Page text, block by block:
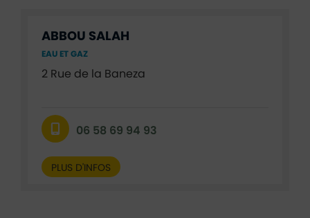
ABBOU SALAH
EAU ET GAZ
2 Rue de la Baneza
06 58 69 94 93
PLUS D'INFOS